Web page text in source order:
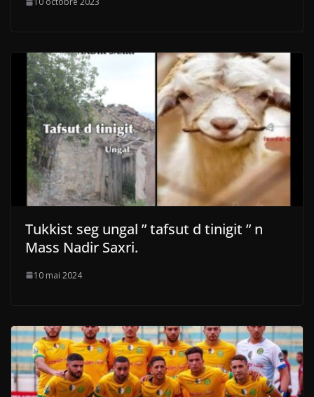
Tukkist seg ungal ” tafsut d tinigit ” n
Mass Nadir Saxri.
10 mai 2024